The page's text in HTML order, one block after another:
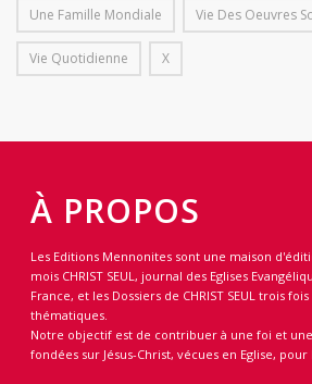
Une Famille Mondiale Vie Des Oeuvres
Vie Quotidienne X
À PROPOS
Les Editions Mennonites sont une maison
mois CHRIST SEUL, journal des Eglises
France, et les Dossiers de CHRIST SEUL trois
thématiques.
Notre objectif est de contribuer à une foi et
fondées sur Jésus-Christ, vécues en Eglise,